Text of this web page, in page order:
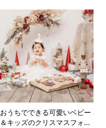
おうちでできる可愛いベビー
＆キッズのクリスマスフォ...